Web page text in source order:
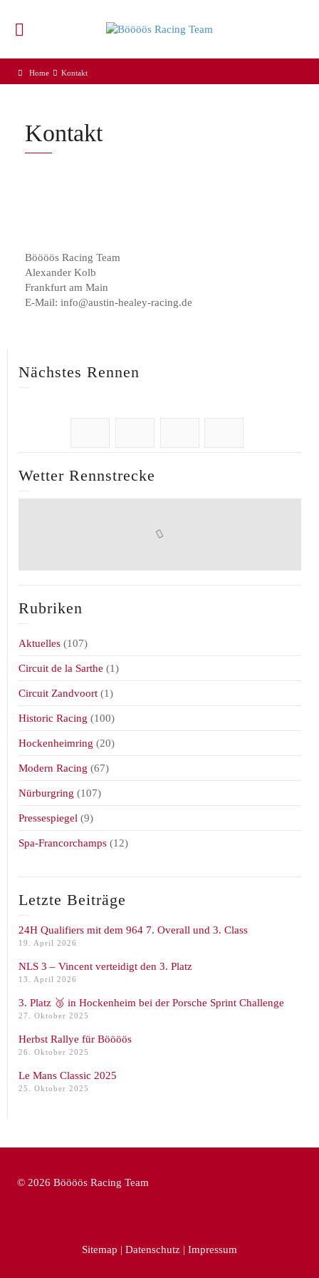
Home Kontakt
Kontakt
Böööös Racing Team
Alexander Kolb
Frankfurt am Main
E-Mail: info@austin-healey-racing.de
Nächstes Rennen
Wetter Rennstrecke
Rubriken
Aktuelles (107)
Circuit de la Sarthe (1)
Circuit Zandvoort (1)
Historic Racing (100)
Hockenheimring (20)
Modern Racing (67)
Nürburgring (107)
Pressespiegel (9)
Spa-Francorchamps (12)
Letzte Beiträge
24H Qualifiers mit dem 964 7. Overall und 3. Class
19. April 2026
NLS 3 – Vincent verteidigt den 3. Platz
13. April 2026
3. Platz 🥉 in Hockenheim bei der Porsche Sprint Challenge
27. Oktober 2025
Herbst Rallye für Böööös
26. Oktober 2025
Le Mans Classic 2025
25. Oktober 2025
© 2026 Böööös Racing Team
Sitemap | Datenschutz | Impressum